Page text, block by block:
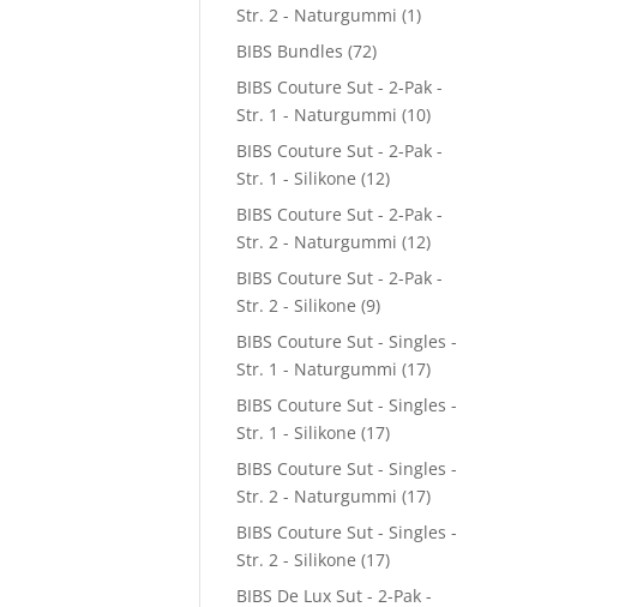
Str. 2 - Naturgummi (1)
BIBS Bundles (72)
BIBS Couture Sut - 2-Pak -
Str. 1 - Naturgummi (10)
BIBS Couture Sut - 2-Pak -
Str. 1 - Silikone (12)
BIBS Couture Sut - 2-Pak -
Str. 2 - Naturgummi (12)
BIBS Couture Sut - 2-Pak -
Str. 2 - Silikone (9)
BIBS Couture Sut - Singles -
Str. 1 - Naturgummi (17)
BIBS Couture Sut - Singles -
Str. 1 - Silikone (17)
BIBS Couture Sut - Singles -
Str. 2 - Naturgummi (17)
BIBS Couture Sut - Singles -
Str. 2 - Silikone (17)
BIBS De Lux Sut - 2-Pak -